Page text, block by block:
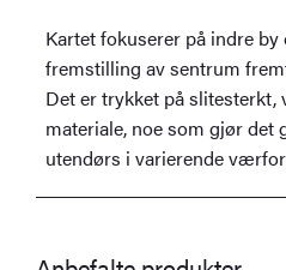
Kartet fokuserer på indre
fremstilling av sentrum
Det er trykket på
materiale, noe som gjør det
utendørs i varierende